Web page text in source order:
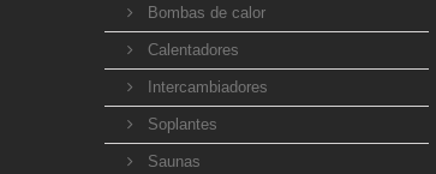
Bombas de calor
Calentadores
Intercambiadores
Soplantes
Saunas